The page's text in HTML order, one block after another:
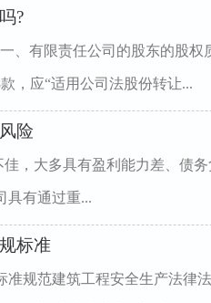
?
、有限责任公司的股东的股
，应“适用公司法股份转让...
险
，大多具有盈利能力差、债
具有通过重...
标准
准规范建筑工程安全生产法律